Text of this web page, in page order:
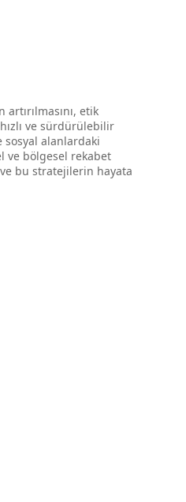
etik
ve sürdürülebilir
alanlardaki
ve bölgesel rekabet
bu stratejilerin hayata